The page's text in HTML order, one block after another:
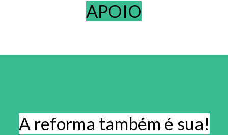
APOIO
A reforma também é sua!